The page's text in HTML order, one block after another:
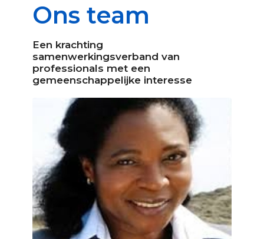
Ons team
Een krachting
samenwerkingsverband van
professionals met een
gemeenschappelijke interesse